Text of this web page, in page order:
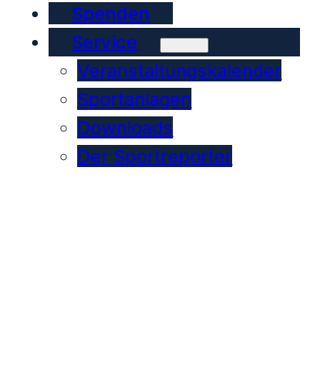
Spenden
Service
Veranstaltungskalender
Sportanlagen
Downloads
Der Sportreporter